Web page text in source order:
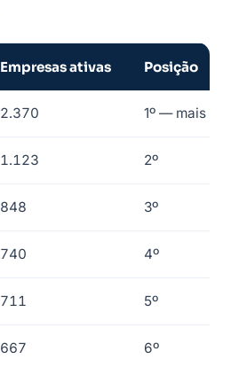
Empresas ativas Posição
2.370 1º — mais
1.123 2º
848 3º
740 4º
711 5º
667 6º